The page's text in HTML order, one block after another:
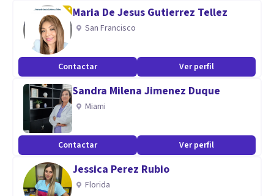
tratamiento sea más breve y con mejores resultados en la
calidad de vida de las personas que acuden a consulta.
Maria De Jesus Gutierrez Tellez
San Francisco
Contactar Ver perfil
Sandra Milena Jimenez Duque
Miami
Contactar Ver perfil
Jessica Perez Rubio
Florida